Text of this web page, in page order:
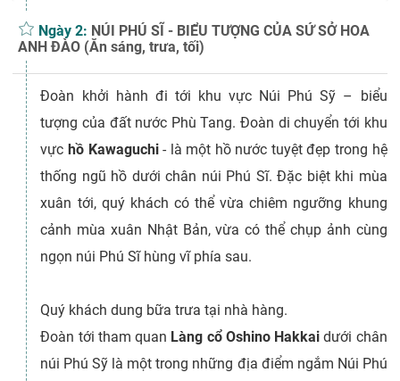
Ngày 2: NÚI PHÚ SĨ - BIỂU TƯỢNG CỦA SỨ SỞ HOA
ANH ĐÀO (Ăn sáng, trưa, tối)
Đoàn khởi hành đi tới khu vực Núi Phú Sỹ – biểu
tượng của đất nước Phù Tang. Đoàn di chuyển tới khu
vực hồ Kawaguchi- là một hồ nước tuyệt đẹp trong hệ
thống ngũ hồ dưới chân núi Phú Sĩ. Đặc biệt khi mùa
xuân tới, quý khách có thể vừa chiêm ngưỡng khung
cảnh mùa xuân Nhật Bản, vừa có thể chụp ảnh cùng
ngọn núi Phú Sĩ hùng vĩ phía sau.
Quý khách dung bữa trưa tại nhà hàng.
Đoàn tới tham quan Làng cổ Oshino Hakkai dưới chân
núi Phú Sỹ là một trong những địa điểm ngắm Núi Phú